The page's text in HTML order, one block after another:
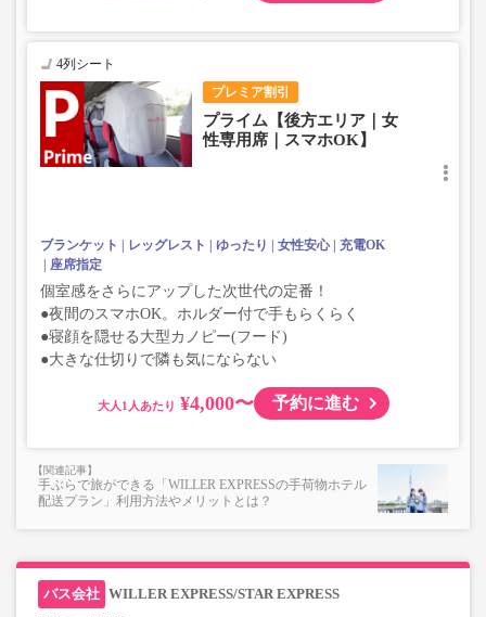
プレミア割引
4列シート
プライム【後方エリア｜女
性専用席｜スマホOK】
ブランケット レッグレスト ゆったり 女性安心
充電OK
座席指定
個室感をさらにアップした次世代の定番！
●夜間のスマホOK。ホルダー付で手もらくらく
●寝顔を隠せる大型カノピー(フード)
●大きな仕切りで隣も気にならない
大人 ¥4,000〜 予約に進む
手ぶらで旅ができる「WILLER EXPRESSの手荷物ホテル
配送プラン」利用方法やメリットとは？
WILLER EXPRESS/STAR EXPRESS